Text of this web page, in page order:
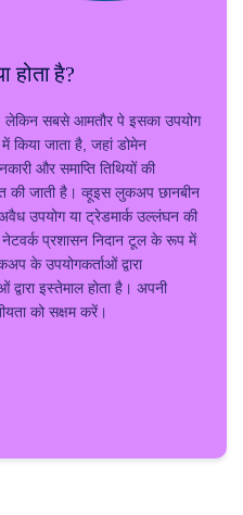
होता है?
सबसे आमतौर पे इसका उपयोग
किया जाता है, जहां डोमेन
और समाप्ति तिथियों की
की जाती है। व्हूइस लुकअप छानबीन
उपयोग या ट्रेडमार्क उल्लंघन की
प्रशासन निदान टूल के रूप में
के उपयोगकर्ताओं द्वारा
द्वारा इस्तेमाल होता है। अपनी
को सक्षम करें।